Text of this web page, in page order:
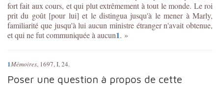
fort fait aux cours, et qui plut extrêmement à tout le monde. Le roi
prit du goût [pour lui] et le distingua jusqu'à le mener à Marly,
familiarité que jusqu'à lui aucun ministre étranger n'avait obtenue,
et qui ne fut communiquée à aucun1. »
1Mémoires, 1697, I, 24.
Poser une question à propos de cette